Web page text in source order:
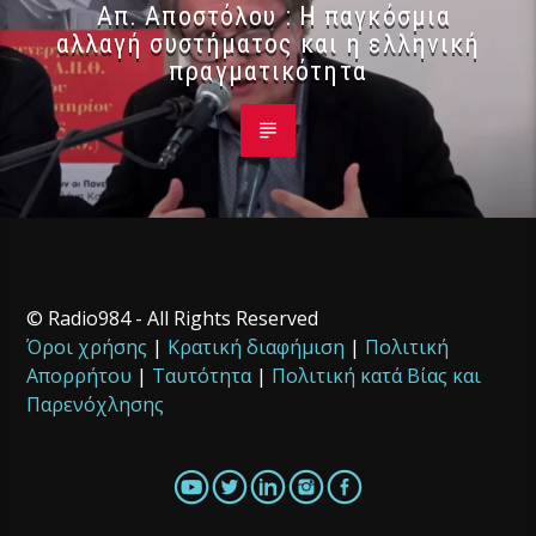
Απ. Αποστόλου : Η παγκόσμια
αλλαγή συστήματος και η ελληνική
πραγματικότητα
© Radio984 - All Rights Reserved
Όροι χρήσης | Κρατική διαφήμιση | Πολιτική
Απορρήτου | Ταυτότητα| Πολιτική κατά Βίας και
Παρενόχλησης